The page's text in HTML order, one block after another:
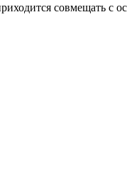
совмещать с